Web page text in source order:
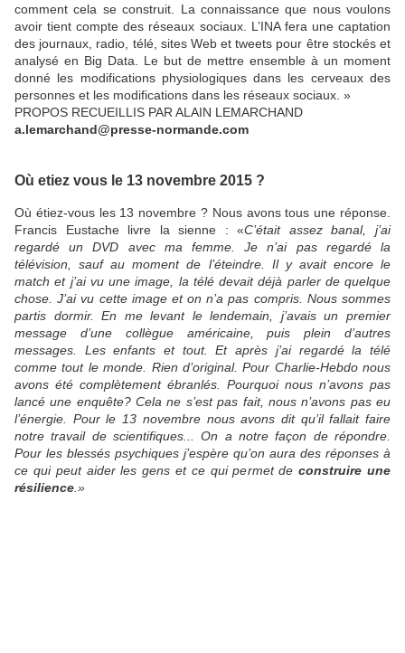
comment cela se construit. La connaissance que nous voulons
avoir tient compte des réseaux sociaux. L’INA fera une captation
des journaux, radio, télé, sites Web et tweets pour être stockés et
analysé en Big Data. Le but de mettre ensemble à un moment
donné les modifications physiologiques dans les cerveaux des
personnes et les modifications dans les réseaux sociaux. »
PROPOS RECUEILLIS PAR ALAIN LEMARCHAND
a.lemarchand@presse-normande.com
Où etiez vous le 13 novembre 2015 ?
Où étiez-vous les 13 novembre ? Nous avons tous une réponse.
Francis Eustache livre la sienne : «C’était assez banal, j’ai
regardé un DVD avec ma femme. Je n’ai pas regardé la
télévision, sauf au moment de l’éteindre. Il y avait encore le
match et j’ai vu une image, la télé devait déjà parler de quelque
chose. J’ai vu cette image et on n’a pas compris. Nous sommes
partis dormir. En me levant le lendemain, j’avais un premier
message d’une collègue américaine, puis plein d’autres
messages. Les enfants et tout. Et après j’ai regardé la télé
comme tout le monde. Rien d’original. Pour Charlie-Hebdo nous
avons été complètement ébranlés. Pourquoi nous n’avons pas
lancé une enquête? Cela ne s’est pas fait, nous n’avons pas eu
l’énergie. Pour le 13 novembre nous avons dit qu’il fallait faire
notre travail de scientifiques... On a notre façon de répondre.
Pour les blessés psychiques j’espère qu’on aura des réponses à
ce qui peut aider les gens et ce qui permet deconstruire une
résilience.»